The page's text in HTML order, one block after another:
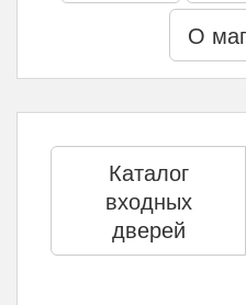
О
Каталог
входных
дверей